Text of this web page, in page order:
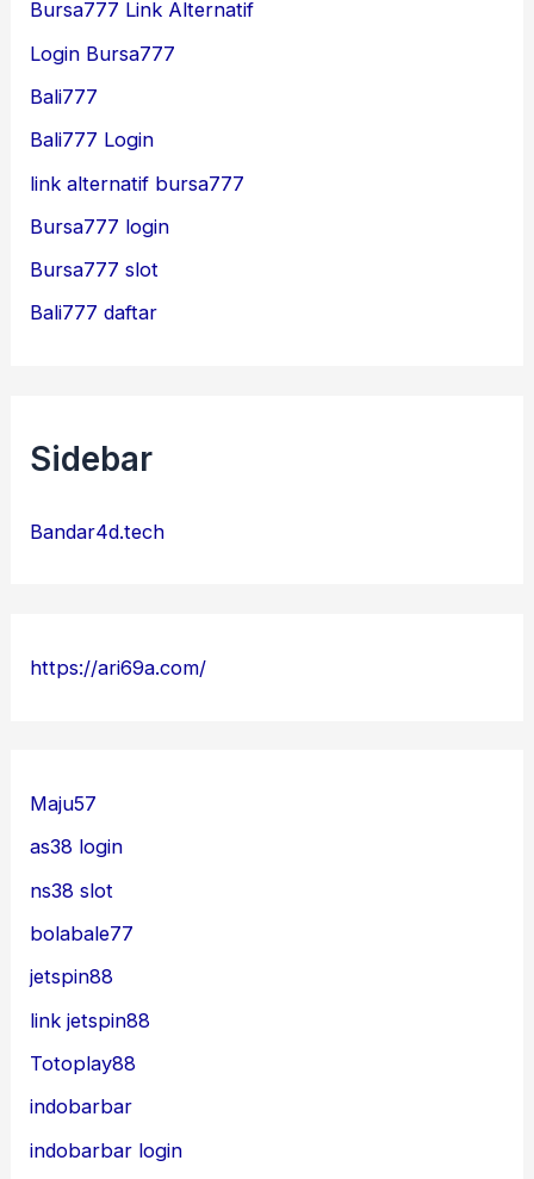
Bursa777 Link Alternatif
Login Bursa777
Bali777
Bali777 Login
link alternatif bursa777
Bursa777 login
Bursa777 slot
Bali777 daftar
Sidebar
Bandar4d.tech
https://ari69a.com/
Maju57
as38 login
ns38 slot
bolabale77
jetspin88
link jetspin88
Totoplay88
indobarbar
indobarbar login